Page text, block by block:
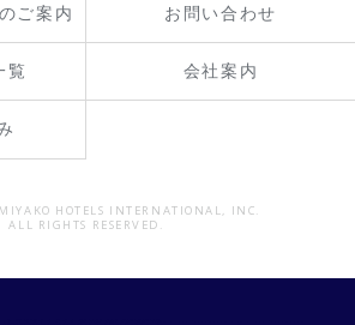
ご案内 お問い合わせ
覧 会社案内
HOTELS INTERNATIONAL, INC.
ALL RIGHTS RESERVED.